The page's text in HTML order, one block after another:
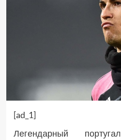
[ad_1]
Легендарный